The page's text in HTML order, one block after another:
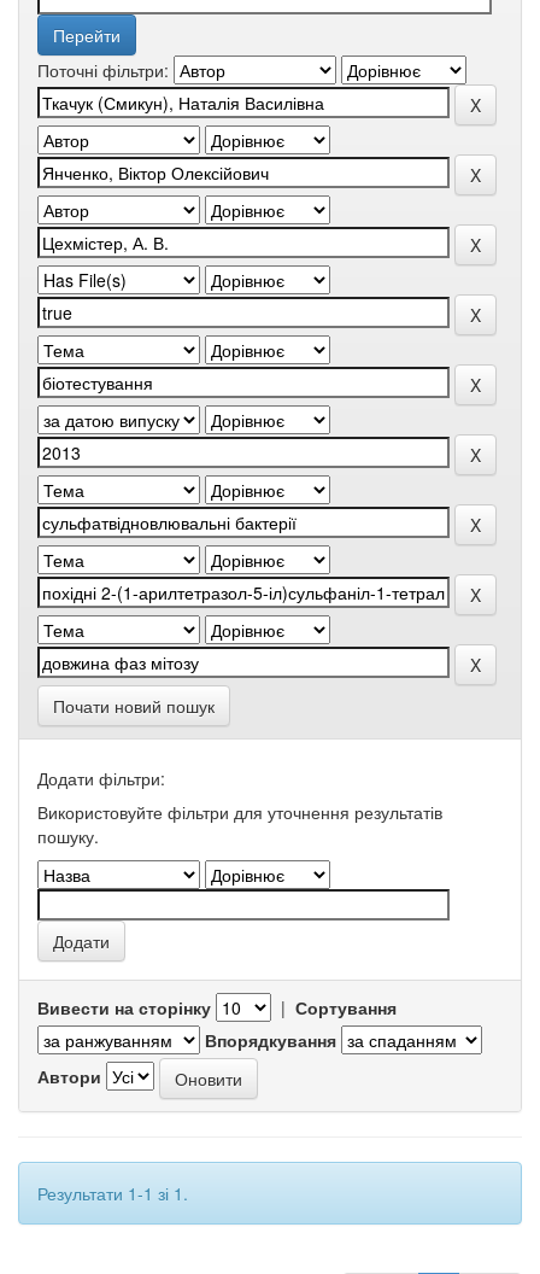
Поточні фільтри:
Почати новий пошук
Додати фільтри:
Використовуйте фільтри для уточнення результатів
пошуку.
Вивести на сторінку | Сортування
Впорядкування
Автори
Результати 1-1 зі 1.